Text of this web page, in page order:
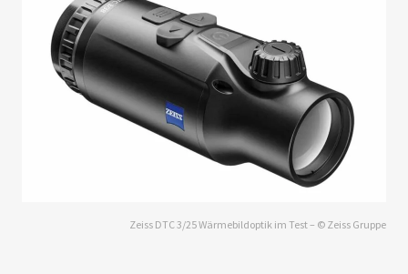
Zeiss DTC 3/25 Wärmebildoptik im Test – © Zeiss Gruppe